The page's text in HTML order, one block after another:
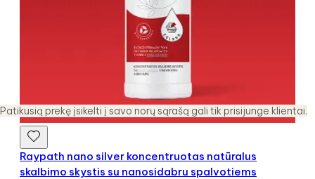
Patikusią prekę įsikelti į savo norų sąrašą gali tik prisijunge klientai.
Raypath nano silver koncentruotas natūralus
skalbimo skystis su nanosidabru spalvotiems